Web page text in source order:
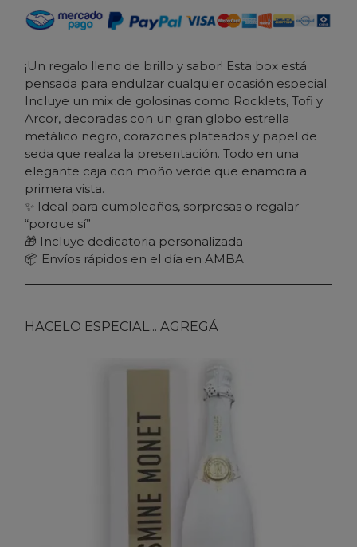
¡Un regalo lleno de brillo y sabor! Esta box está
pensada para endulzar cualquier ocasión especial.
Incluye un mix de golosinas como Rocklets, Tofi y
Arcor, decoradas con un gran globo estrella
metálico negro, corazones plateados y papel de
seda que realza la presentación. Todo en una
elegante caja con moño verde que enamora a
primera vista.
✨ Ideal para cumpleaños, sorpresas o regalar
“porque sí”
🎁 Incluye dedicatoria personalizada
📦 Envíos rápidos en el día en AMBA
HACELO ESPECIAL... AGREGÁ